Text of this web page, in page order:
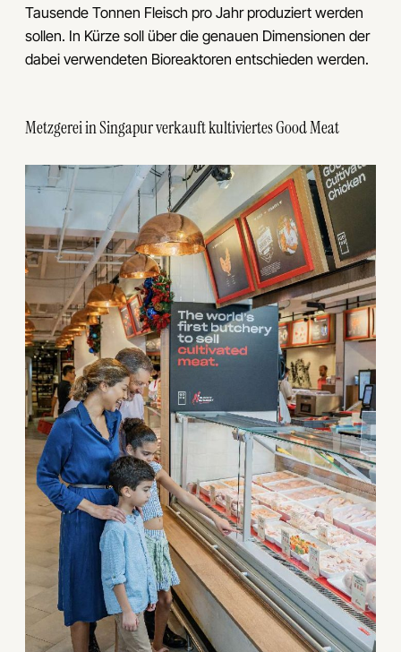
Tausende Tonnen Fleisch pro Jahr produziert werden
sollen. In Kürze soll über die genauen Dimensionen der
dabei verwendeten Bioreaktoren entschieden werden.
Metzgerei in Singapur verkauft kultiviertes Good Meat